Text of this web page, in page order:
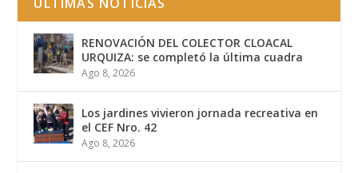
RENOVACIÓN DEL COLECTOR CLOACAL
URQUIZA: se completó la última cuadra
Ago 8, 2026
Los jardines vivieron jornada recreativa en
el CEF Nro. 42
Ago 8, 2026